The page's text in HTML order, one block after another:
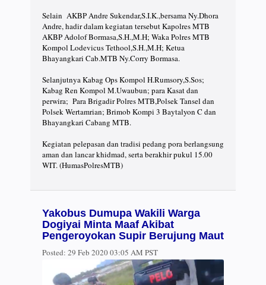
Selain AKBP Andre Sukendar,S.I.K.,bersama Ny.Dhora
Andre, hadir dalam kegiatan tersebut Kapolres MTB
AKBP Adolof Bormasa,S.H.,M.H; Waka Polres MTB
Kompol Lodevicus Tethool,S.H.,M.H; Ketua
Bhayangkari Cab.MTB Ny.Corry Bormasa.
Selanjutnya Kabag Ops Kompol H.Rumsory,S.Sos;
Kabag Ren Kompol M.Uwaubun; para Kasat dan
perwira; Para Brigadir Polres MTB,Polsek Tansel dan
Polsek Wertamrian; Brimob Kompi 3 Baytalyon C dan
Bhayangkari Cabang MTB.
Kegiatan pelepasan dan tradisi pedang pora berlangsung
aman dan lancar khidmad, serta berakhir pukul 15.00
WIT. (HumasPolresMTB)
Yakobus Dumupa Wakili Warga
Dogiyai Minta Maaf Akibat
Pengeroyokan Supir Berujung Maut
Posted: 29 Feb 2020 03:05 AM PST